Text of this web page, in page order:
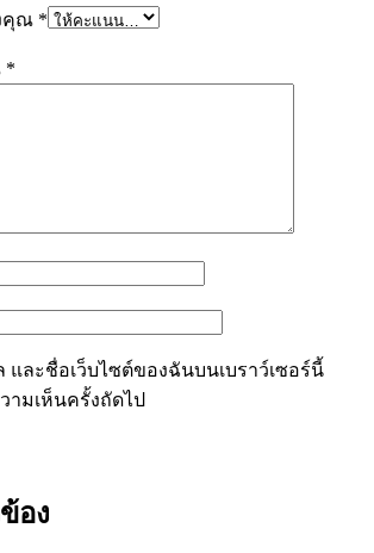
คุณ *
*
และชื่อเว็บไซต์ของฉันบนเบราว์เซอร์นี้
ามเห็นครั้งถัดไป
อง